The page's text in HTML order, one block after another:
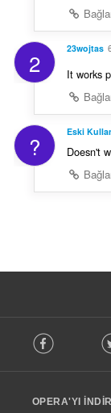
2 23wojtas
It works
? Eski
Doesn't
o
w
Facebook
OPERA'YI İNDIR